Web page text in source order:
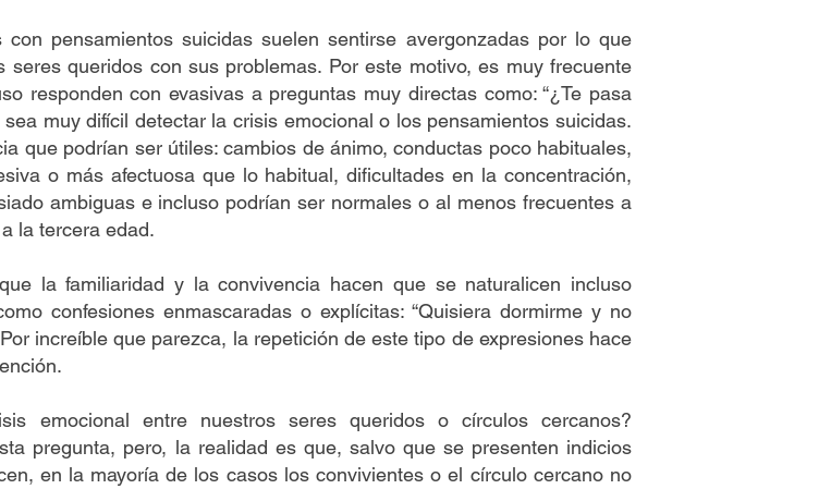
pensamientos suicidas suelen sentirse avergonzadas por lo que
queridos con sus problemas. Por este motivo, es muy frecuente
responden con evasivas a preguntas muy directas como: “¿Te pasa
muy difícil detectar la crisis emocional o los pensamientos suicidas.
que podrían ser útiles: cambios de ánimo, conductas poco habituales,
o más afectuosa que lo habitual, dificultades en la concentración,
ambiguas e incluso podrían ser normales o al menos frecuentes a
la tercera edad.
la familiaridad y la convivencia hacen que se naturalicen incluso
confesiones enmascaradas o explícitas: “Quisiera dormirme y no
increíble que parezca, la repetición de este tipo de expresiones hace
emocional entre nuestros seres queridos o círculos cercanos?
pregunta, pero, la realidad es que, salvo que se presenten indicios
en la mayoría de los casos los convivientes o el círculo cercano no